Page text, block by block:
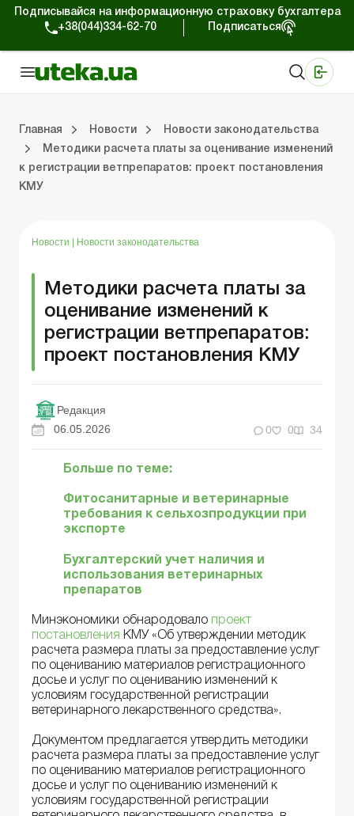
Подписывайся на информационную страховку бухгалтера
+38(044)334-62-70
Подписаться
Главная Новости
Новости законодательства
Методики расчета платы за оценивание изменений
к регистрации ветпрепаратов: проект постановления
КМУ
Новости Новости законодательства
Методики расчета платы за
оценивание изменений к
регистрации ветпрепаратов:
проект постановления КМУ
Редакция
06.05.2026
0 0 34
Больше по теме:
Фитосанитарные и ветеринарные
требования к сельхозпродукции при
экспорте
Бухгалтерский учет наличия и
использования ветеринарных
препаратов
Минэкономики обнародовало проект
постановления КМУ «Об утверждении методик
расчета размера платы за предоставление услуг
по оцениванию материалов регистрационного
досье и услуг по оцениванию изменений к
условиям государственной регистрации
ветеринарного лекарственного средства».
Документом предлагается утвердить методики
расчета размера платы за предоставление услуг
по оцениванию материалов регистрационного
досье и услуг по оцениванию изменений к
условиям государственной регистрации